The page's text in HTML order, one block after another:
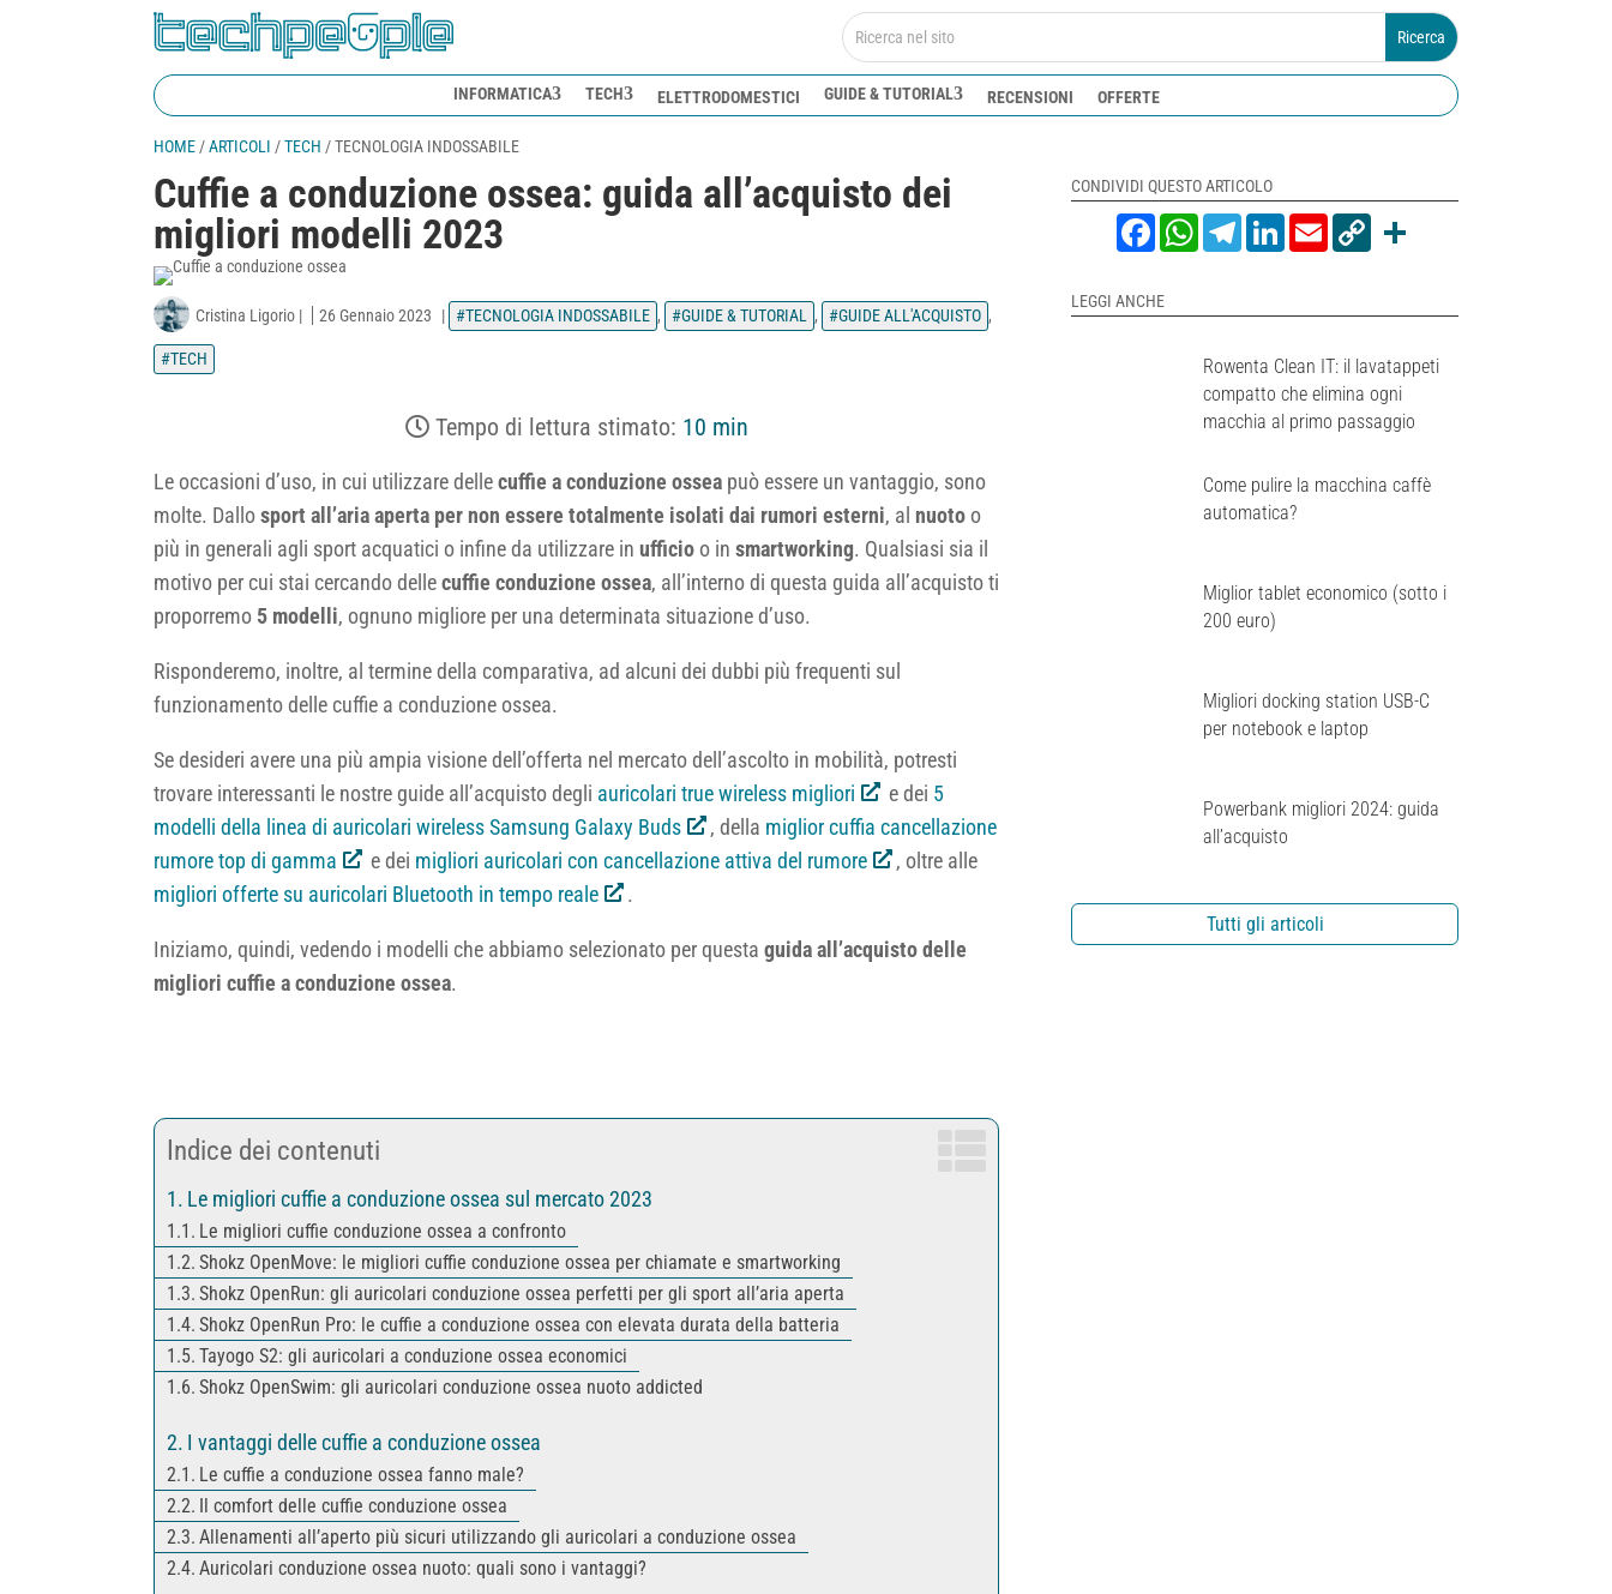
INFORMATICA TECH ELETTRODOMESTICI GUIDE & TUTORIAL RECENSIONI OFFERTE
HOME/ARTICOLI /TECH /TECNOLOGIA INDOSSABILE
Cuffie a conduzione ossea: guida all’acquisto dei
migliori modelli 2023
Cristina Ligorio| 26 Gennaio 2023 | TECNOLOGIA INDOSSABILE , GUIDE & TUTORIAL , GUIDE ALL'ACQUISTO ,
TECH
Tempo di lettura stimato: 10 min
Le occasioni d’uso, in cui utilizzare dellecuffie a conduzione osseapuò essere un vantaggio, sono
molte. Dallosport all’aria aperta per non essere totalmente isolati dai rumori esterni, al nuotoo
più in generali agli sport acquatici o infine da utilizzare in ufficioo in smartworking. Qualsiasi sia il
motivo per cui stai cercando dellecuffie conduzione ossea, all’interno di questa guida all’acquisto ti
proporremo 5 modelli, ognuno migliore per una determinata situazione d’uso.
Risponderemo, inoltre, al termine della comparativa, ad alcuni dei dubbi più frequenti sul
funzionamento delle cuffie a conduzione ossea.
Se desideri avere una più ampia visione dell’offerta nel mercato dell’ascolto in mobilità, potresti
trovare interessanti le nostre guide all’acquisto degli auricolari true wireless migliori e dei 5
modelli della linea di auricolari wireless Samsung Galaxy Buds
, della miglior cuffia cancellazione
rumore top di gamma
e dei migliori auricolari con cancellazione attiva del rumore
, oltre alle
migliori offerte su auricolari Bluetooth in tempo reale
.
Iniziamo, quindi, vedendo i modelli che abbiamo selezionato per questa guida all’acquisto delle
migliori cuffie a conduzione ossea.
Indice dei contenuti
Le migliori cuffie a conduzione ossea sul mercato 2023
Le migliori cuffie conduzione ossea a confronto
Shokz OpenMove: le migliori cuffie conduzione ossea per chiamate e smartworking
Shokz OpenRun: gli auricolari conduzione ossea perfetti per gli sport all’aria aperta
Shokz OpenRun Pro: le cuffie a conduzione ossea con elevata durata della batteria
Tayogo S2: gli auricolari a conduzione ossea economici
Shokz OpenSwim: gli auricolari conduzione ossea nuoto addicted
I vantaggi delle cuffie a conduzione ossea
Le cuffie a conduzione ossea fanno male?
Il comfort delle cuffie conduzione ossea
Allenamenti all’aperto più sicuri utilizzando gli auricolari a conduzione ossea
Auricolari conduzione ossea nuoto: quali sono i vantaggi?
CONDIVIDI QUESTO ARTICOLO
FacebookWhatsAppTelegramLinkedInEmail Copy
Link
LEGGI ANCHE
Rowenta Clean IT: il lavatappeti
compatto che elimina ogni
macchia al primo passaggio
Come pulire la macchina caffè
automatica?
Miglior tablet economico (sotto i
200 euro)
Migliori docking station USB-C
per notebook e laptop
Powerbank migliori 2024: guida
all’acquisto
Tutti gli articoli